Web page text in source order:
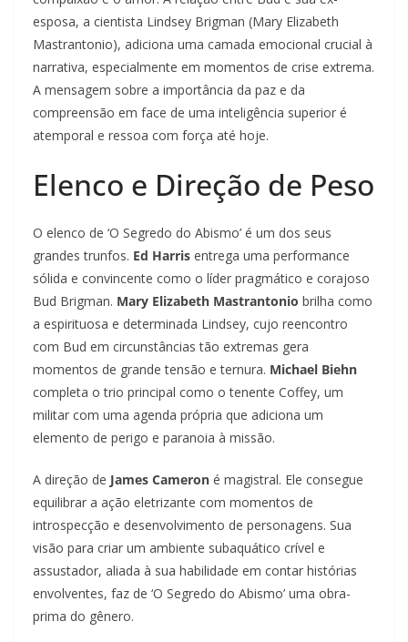
esposa, a cientista Lindsey Brigman (Mary Elizabeth
Mastrantonio), adiciona uma camada emocional crucial à
narrativa, especialmente em momentos de crise extrema.
A mensagem sobre a importância da paz e da
compreensão em face de uma inteligência superior é
atemporal e ressoa com força até hoje.
Elenco e Direção de Peso
O elenco de ‘O Segredo do Abismo’ é um dos seus
grandes trunfos. Ed Harris entrega uma performance
sólida e convincente como o líder pragmático e corajoso
Bud Brigman. Mary Elizabeth Mastrantonio brilha como
a espirituosa e determinada Lindsey, cujo reencontro
com Bud em circunstâncias tão extremas gera
momentos de grande tensão e ternura. Michael Biehn
completa o trio principal como o tenente Coffey, um
militar com uma agenda própria que adiciona um
elemento de perigo e paranoia à missão.
A direção de James Cameron é magistral. Ele consegue
equilibrar a ação eletrizante com momentos de
introspecção e desenvolvimento de personagens. Sua
visão para criar um ambiente subaquático crível e
assustador, aliada à sua habilidade em contar histórias
envolventes, faz de ‘O Segredo do Abismo’ uma obra-
prima do gênero.